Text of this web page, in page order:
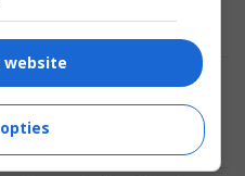
horrorhit uit 2019 krijgt
website